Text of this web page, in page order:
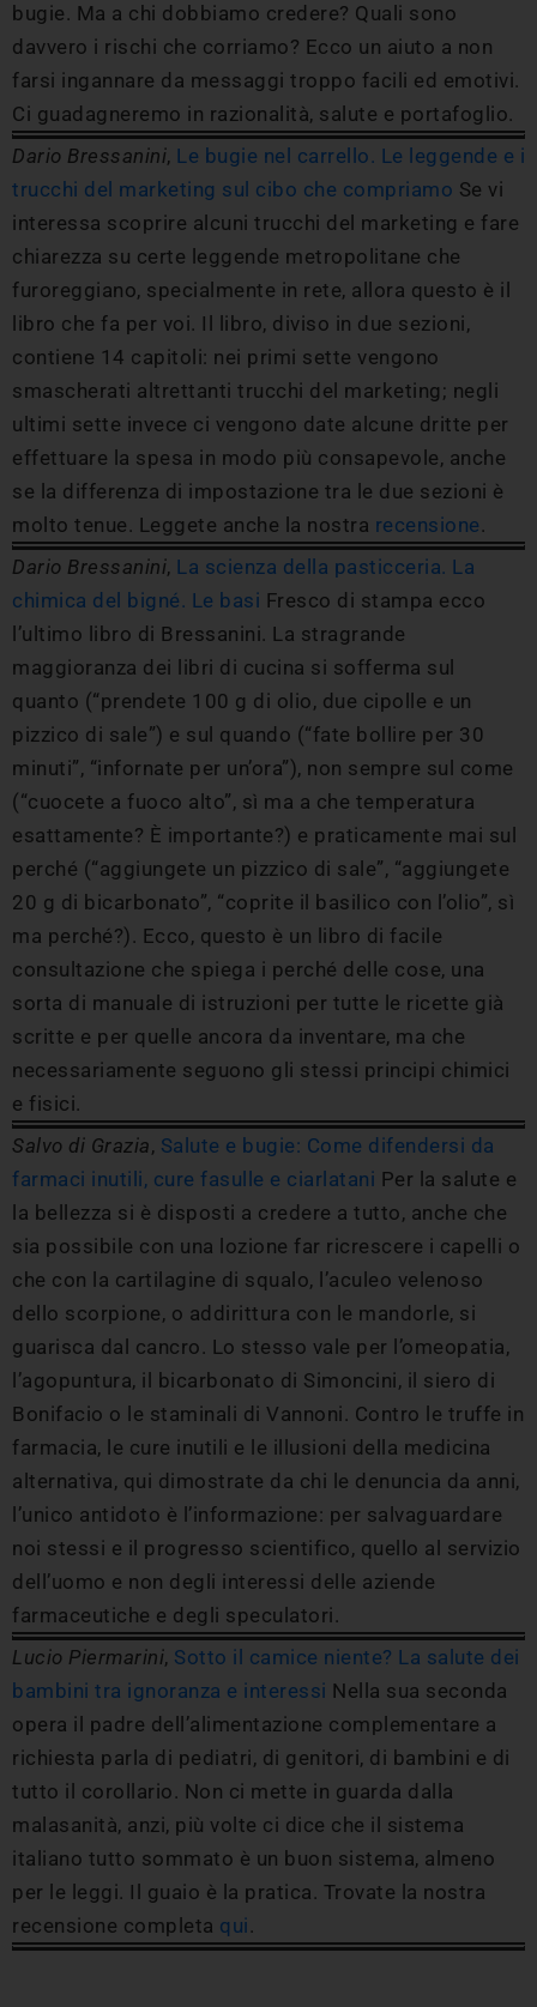
bugie. Ma a chi dobbiamo credere? Quali sono
davvero i rischi che corriamo? Ecco un aiuto a non
farsi ingannare da messaggi troppo facili ed emotivi.
Ci guadagneremo in razionalità, salute e portafoglio.
Dario Bressanini, Le bugie nel carrello. Le leggende e i
trucchi del marketing sul cibo che compriamo Se vi
interessa scoprire alcuni trucchi del marketing e fare
chiarezza su certe leggende metropolitane che
furoreggiano, specialmente in rete, allora questo è il
libro che fa per voi. Il libro, diviso in due sezioni,
contiene 14 capitoli: nei primi sette vengono
smascherati altrettanti trucchi del marketing; negli
ultimi sette invece ci vengono date alcune dritte per
effettuare la spesa in modo più consapevole, anche
se la differenza di impostazione tra le due sezioni è
molto tenue. Leggete anche la nostra recensione.
Dario Bressanini, La scienza della pasticceria. La
chimica del bigné. Le basi Fresco di stampa ecco
l’ultimo libro di Bressanini. La stragrande
maggioranza dei libri di cucina si sofferma sul
quanto (“prendete 100 g di olio, due cipolle e un
pizzico di sale”) e sul quando (“fate bollire per 30
minuti”, “infornate per un’ora”), non sempre sul come
(“cuocete a fuoco alto”, sì ma a che temperatura
esattamente? È importante?) e praticamente mai sul
perché (“aggiungete un pizzico di sale”, “aggiungete
20 g di bicarbonato”, “coprite il basilico con l’olio”, sì
ma perché?). Ecco, questo è un libro di facile
consultazione che spiega i perché delle cose, una
sorta di manuale di istruzioni per tutte le ricette già
scritte e per quelle ancora da inventare, ma che
necessariamente seguono gli stessi principi chimici
e fisici.
Salvo di Grazia, Salute e bugie: Come difendersi da
farmaci inutili, cure fasulle e ciarlatani Per la salute e
la bellezza si è disposti a credere a tutto, anche che
sia possibile con una lozione far ricrescere i capelli o
che con la cartilagine di squalo, l’aculeo velenoso
dello scorpione, o addirittura con le mandorle, si
guarisca dal cancro. Lo stesso vale per l’omeopatia,
l’agopuntura, il bicarbonato di Simoncini, il siero di
Bonifacio o le staminali di Vannoni. Contro le truffe in
farmacia, le cure inutili e le illusioni della medicina
alternativa, qui dimostrate da chi le denuncia da anni,
l’unico antidoto è l’informazione: per salvaguardare
noi stessi e il progresso scientifico, quello al servizio
dell’uomo e non degli interessi delle aziende
farmaceutiche e degli speculatori.
Lucio Piermarini, Sotto il camice niente? La salute dei
bambini tra ignoranza e interessi Nella sua seconda
opera il padre dell’alimentazione complementare a
richiesta parla di pediatri, di genitori, di bambini e di
tutto il corollario. Non ci mette in guarda dalla
malasanità, anzi, più volte ci dice che il sistema
italiano tutto sommato è un buon sistema, almeno
per le leggi. Il guaio è la pratica. Trovate la nostra
recensione completa qui.